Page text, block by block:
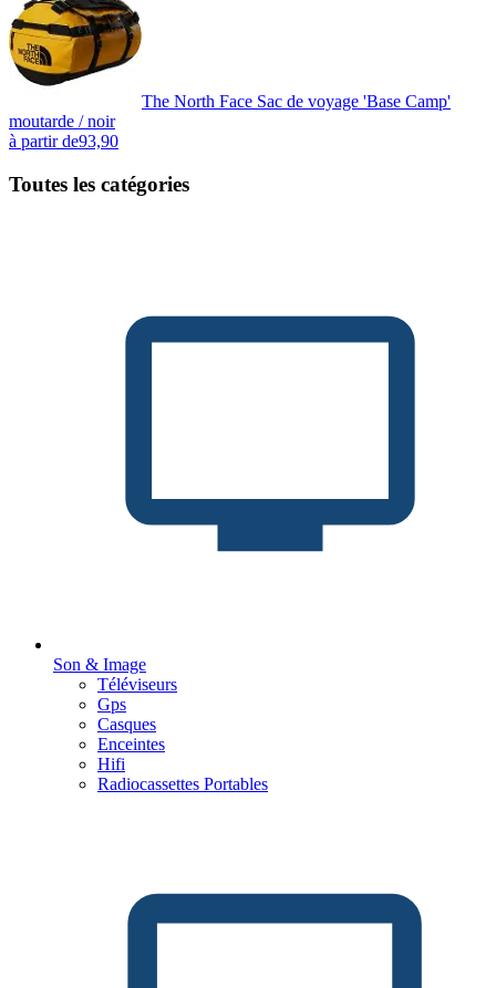
The North Face Sac de voyage 'Base Camp'
moutarde / noir
à partir de93,90
Toutes les catégories
Son & Image
Téléviseurs
Gps
Casques
Enceintes
Hifi
Radiocassettes Portables